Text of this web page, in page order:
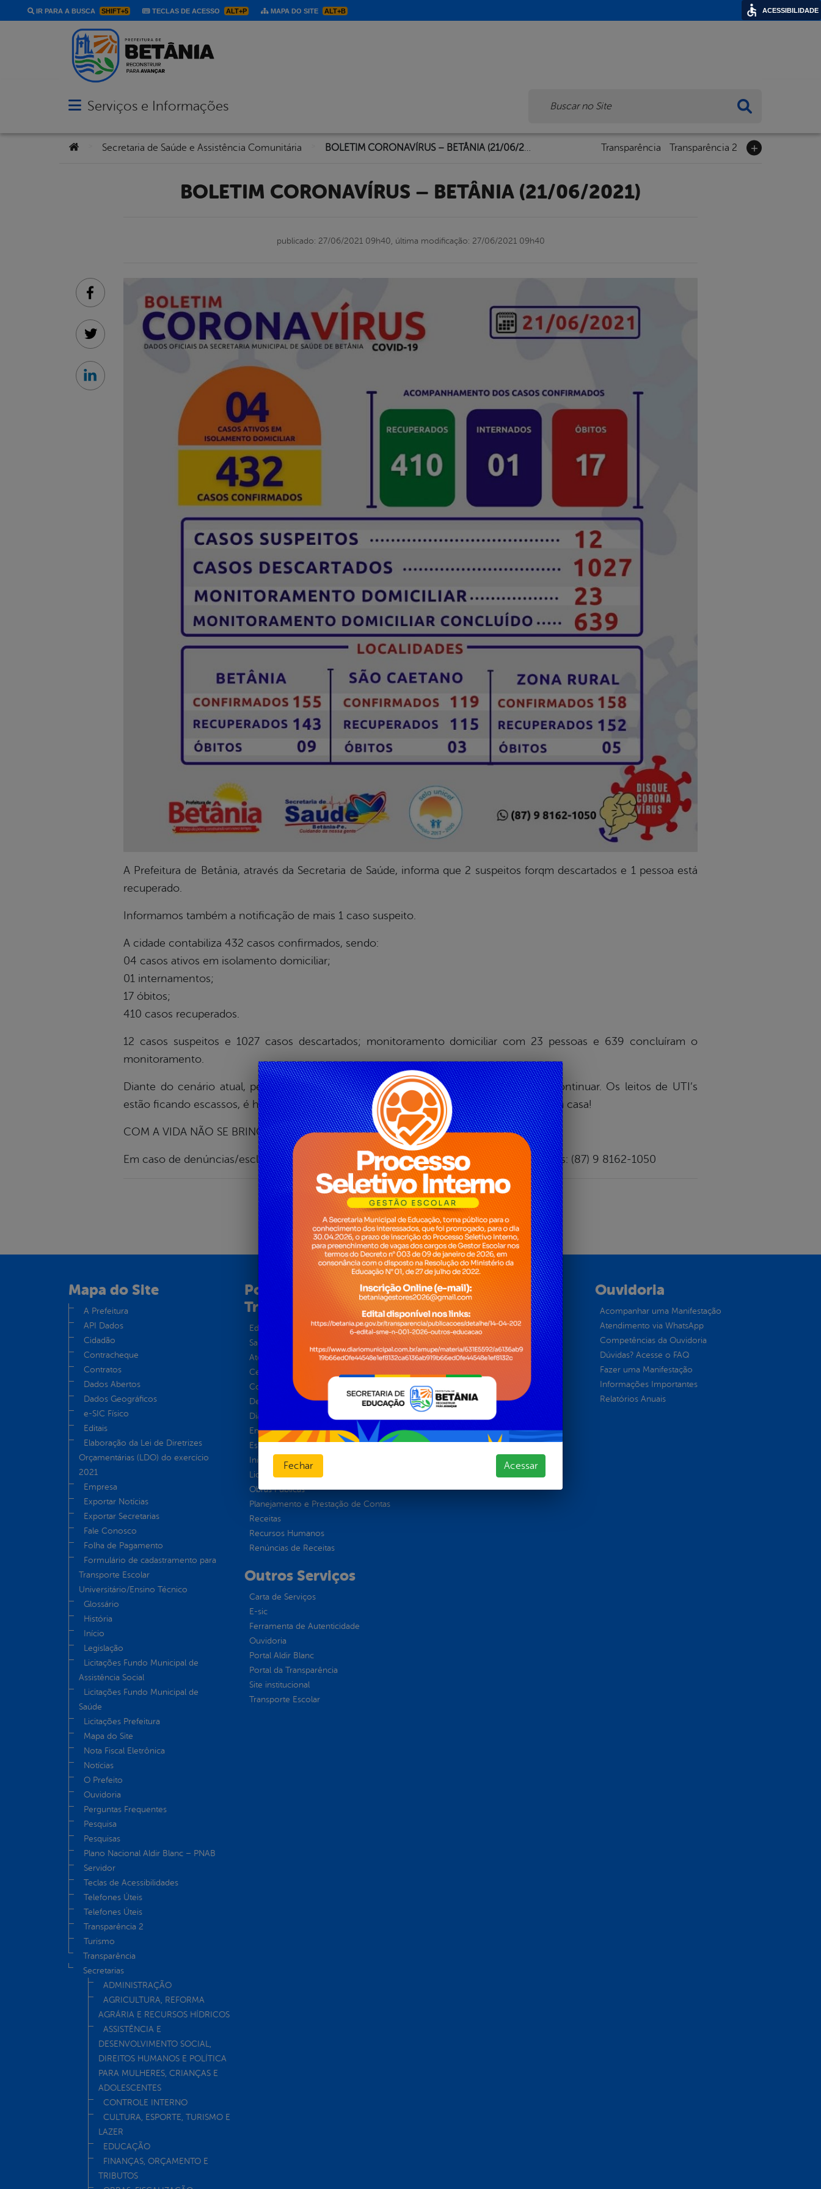
IR PARA A BUSCA SHIFT+5 TECLAS DE ACESSO ALT+P MAPA DO SITE ALT+B
Abrir menu principal de navegação
Serviços e Informações
Você está aqui:Secretaria de Saúde e Assistência Comunitária BOLETIM CORONAVÍRUS – BETÂNIA (21/06/2021) Transparência Transparência 2
BOLETIM CORONAVÍRUS – BETÂNIA (21/06/2021)
publicado: 27/06/2021 09h40, última modificação: 27/06/2021 09h40
A Prefeitura de Betânia, através da Secretaria de Saúde, informa que 2 suspeitos forqm descartados e 1 pessoa está
recuperado.
Informamos também a notificação de mais 1 caso suspeito.
A cidade contabiliza 432 casos confirmados, sendo:
04 casos ativos em isolamento domiciliar;
01 internamentos;
17 óbitos;
410 casos recuperados.
12 casos suspeitos e 1027 casos descartados; monitoramento domiciliar com 23 pessoas e 639 concluíram o
monitoramento.
Diante do cenário atual, pedimos a população Betaniense que a prevenção precisa continuar. Os leitos de UTI’s
estão ficando escassos, é hora de colaborar com o isolamento social e se puder, ficar em casa!
COM A VIDA NÃO SE BRINCA!
Em caso de denúncias/esclarecimentos entre em contato através do Disque-Coronavírus: (87) 9 8162-1050
Facebook
Twitter
Linkedin
Mapa do Site
A Prefeitura
API Dados
Cidadão
Contracheque
Contratos
Dados Abertos
Dados Geográficos
e-SIC Físico
Editais
Elaboração da Lei de Diretrizes
Orçamentárias (LDO) do exercício
2021
Empresa
Exportar Notícias
Exportar Secretarias
Fale Conosco
Folha de Pagamento
Formulário de cadastramento para
Transporte Escolar
Universitário/Ensino Técnico
Glossário
História
Início
Legislação
Licitações Fundo Municipal de
Assistência Social
Licitações Fundo Municipal de
Saúde
Licitações Prefeitura
Mapa do Site
Nota Fiscal Eletrônica
Notícias
O Prefeito
Ouvidoria
Perguntas Frequentes
Pesquisa
Pesquisas
Plano Nacional Aldir Blanc – PNAB
Servidor
Teclas de Acessibilidades
Telefones Úteis
Telefones Úteis
Transparência 2
Turismo
Transparência
Secretarias
ADMINISTRAÇÃO
AGRICULTURA, REFORMA
AGRÁRIA E RECURSOS HÍDRICOS
ASSISTÊNCIA E
DESENVOLVIMENTO SOCIAL,
DIREITOS HUMANOS E POLÍTICA
PARA MULHERES, CRIANÇAS E
ADOLESCENTES
CONTROLE INTERNO
CULTURA, ESPORTE, TURISMO E
LAZER
EDUCAÇÃO
FINANÇAS, ORÇAMENTO E
TRIBUTOS
Portal da
Transparência
Educação
Saúde
Atos normativos
Central de Dúvidas
Convênios e Transferências
Despesas
Diárias
Emendas parlamentares
Estrutura Organizacional
Inicio
Licitações e Contratos
Obras Públicas
Planejamento e Prestação de Contas
Receitas
Recursos Humanos
Renúncias de Receitas
E-sic
Como solicitar
Consulte sua Solicitação
Decretos
Estatísticas
Prazos e autoridades
Sic Físico
Solicitar Recurso
Solicitar um pedido
Ouvidoria
Acompanhar uma Manifestação
Atendimento via WhatsApp
Competências da Ouvidoria
Dúvidas? Acesse o FAQ
Fazer uma Manifestação
Informações Importantes
Relatórios Anuais
Outros Serviços
Carta de Serviços
E-sic
Ferramenta de Autenticidade
Ouvidoria
Portal Aldir Blanc
Portal da Transparência
Site institucional
Transporte Escolar
Fechar Acessar
ACESSIBILIDADE